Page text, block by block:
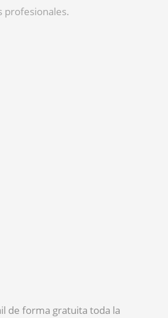
profesionales.
de forma gratuita toda la